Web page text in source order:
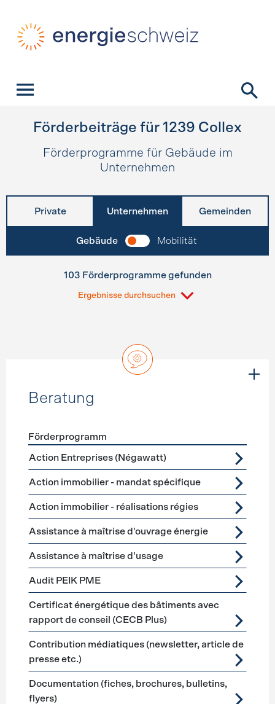
Förderbeiträge für 1239 Collex
Förderprogramme für Gebäude im
Unternehmen
Private Unternehmen Gemeinden
Gebäude Mobilität
103 Förderprogramme gefunden
Ergebnisse durchsuchen
Beratung
Förderprogramme Beratung
Förderprogramm
Action Entreprises (Négawatt)
Action immobilier - mandat spécifique
Action immobilier - réalisations régies
Assistance à maîtrise d'ouvrage énergie
Assistance à maîtrise d'usage
Audit PEIK PME
Certificat énergétique des bâtiments avec
rapport de conseil (CECB Plus)
Contribution médiatiques (newsletter, article de
presse etc.)
Documentation (fiches, brochures, bulletins,
flyers)